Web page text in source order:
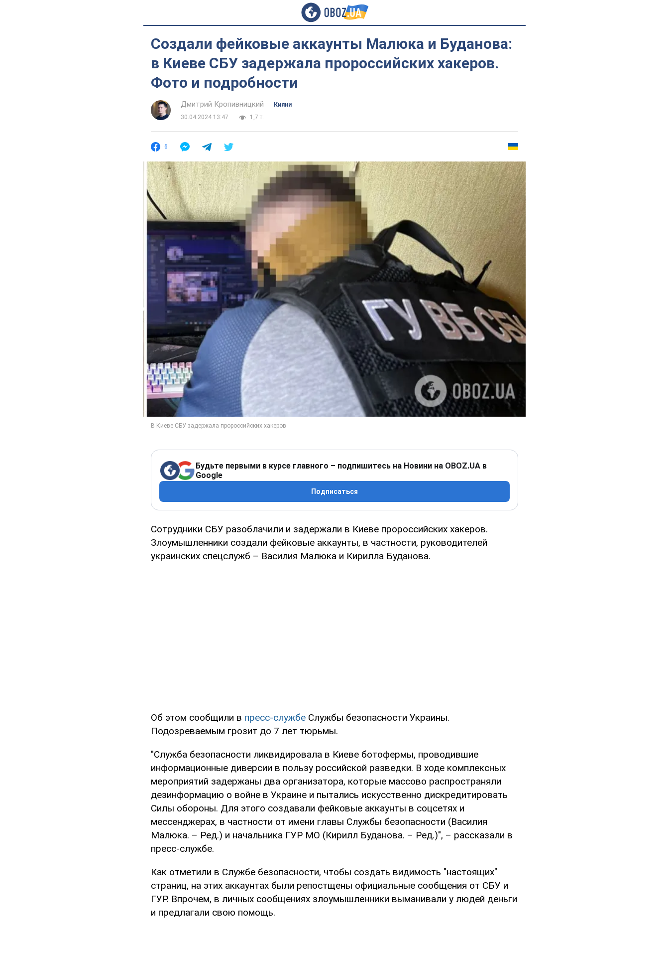
Создали фейковые аккаунты Малюка и Буданова:
в Киеве СБУ задержала пророссийских хакеров.
Фото и подробности
Дмитрий Кропивницкий
Кияни
30.04.2024 13:47
1,7 т.
6
Будьте первыми в курсе главного – подпишитесь на Новини на OBOZ.UA в
Google
Подписаться
Сотрудники СБУ разоблачили и задержали в Киеве пророссийских хакеров.
Злоумышленники создали фейковые аккаунты, в частности, руководителей
украинских спецслужб – Василия Малюка и Кирилла Буданова.
Об этом сообщили в пресс-службе Службы безопасности Украины.
Подозреваемым грозит до 7 лет тюрьмы.
"Служба безопасности ликвидировала в Киеве ботофермы, проводившие
информационные диверсии в пользу российской разведки. В ходе комплексных
мероприятий задержаны два организатора, которые массово распространяли
дезинформацию о войне в Украине и пытались искусственно дискредитировать
Силы обороны. Для этого создавали фейковые аккаунты в соцсетях и
мессенджерах, в частности от имени главы Службы безопасности (Василия
Малюка. – Ред.) и начальника ГУР МО (Кирилл Буданова. – Ред.)", – рассказали в
пресс-службе.
Как отметили в Службе безопасности, чтобы создать видимость "настоящих"
страниц, на этих аккаунтах были репостщены официальные сообщения от СБУ и
ГУР. Впрочем, в личных сообщениях злоумышленники выманивали у людей деньги
и предлагали свою помощь.